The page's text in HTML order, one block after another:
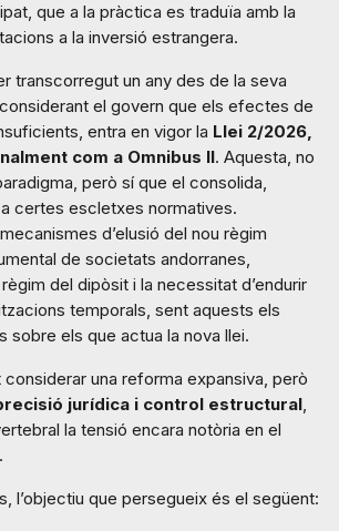
que a la pràctica es traduïa amb la
a la inversió estrangera.
transcorregut un any des de la seva
el govern que els efectes de
entra en vigor la Llei 2/2026,
com a Omnibus II. Aquesta, no
però sí que el consolida,
certes escletxes normatives.
d’elusió del nou règim
de societats andorranes,
del dipòsit i la necessitat d’endurir
temporals, sent aquests els
sobre els que actua la nova llei.
una reforma expansiva, però
jurídica i control estructural,
la tensió encara notòria en el
l’objectiu que persegueix és el següent: